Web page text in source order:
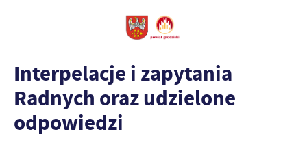
Interpelacje i zapytania
Radnych oraz udzielone
odpowiedzi